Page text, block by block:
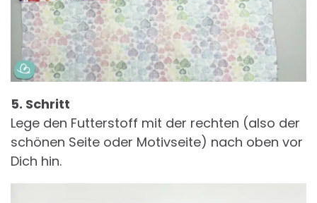
5. Schritt
Lege den Futterstoff mit der rechten (also der
schönen Seite oder Motivseite) nach oben vor
Dich hin.